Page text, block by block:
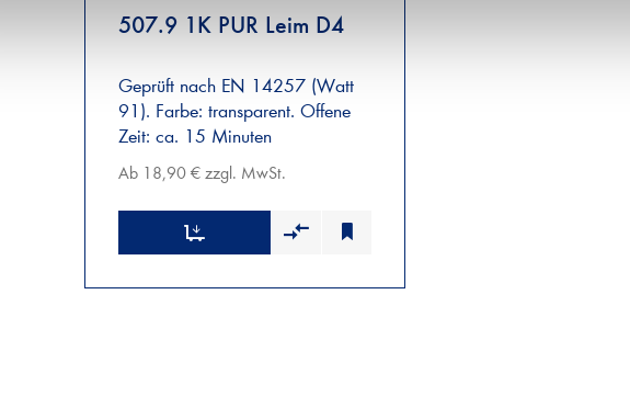
507.9 1K PUR Leim D4
Geprüft nach EN 14257 (Watt
91). Farbe: transparent. Offene
Zeit: ca. 15 Minuten
Ab 18,90 € zzgl. MwSt.